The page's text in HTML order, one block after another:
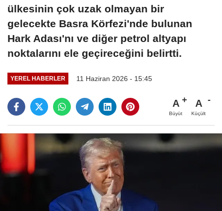
ülkesinin çok uzak olmayan bir
gelecekte Basra Körfezi'nde bulunan
Hark Adası'nı ve diğer petrol altyapı
noktalarını ele geçireceğini belirtti.
YEREL HABERLER 11 Haziran 2026 - 15:45
A
Büyüt
A
Küçült